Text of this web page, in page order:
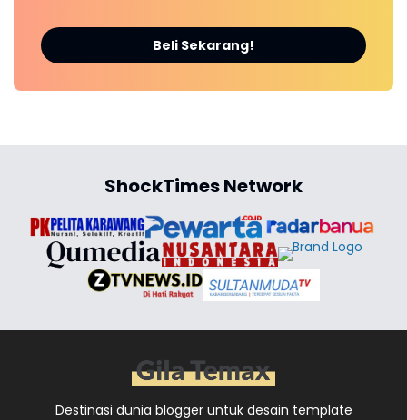
Beli Sekarang!
ShockTimes Network
Destinasi dunia blogger untuk desain template